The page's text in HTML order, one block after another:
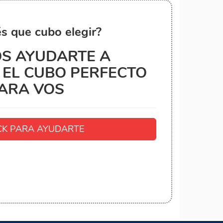
que cubo elegir?
AYUDARTE A
CUBO PERFECTO
VOS
PARA AYUDARTE